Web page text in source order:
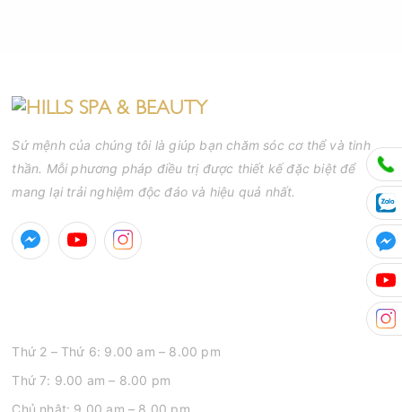
Sứ mệnh của chúng tôi là giúp bạn chăm sóc cơ thể và tinh
thần. Mỗi phương pháp điều trị được thiết kế đặc biệt để
mang lại trải nghiệm độc đáo và hiệu quả nhất.
Thứ 2 – Thứ 6: 9.00 am – 8.00 pm
Thứ 7: 9.00 am – 8.00 pm
Chủ nhật: 9.00 am – 8.00 pm